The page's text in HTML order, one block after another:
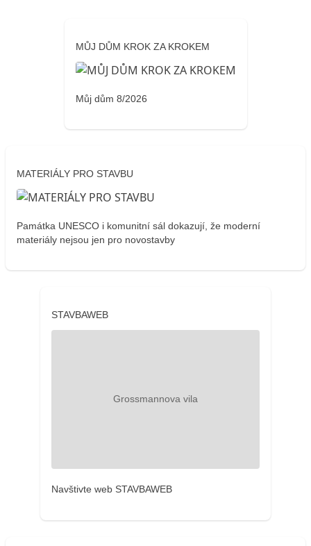
MŮJ DŮM KROK ZA KROKEM
Můj dům 8/2026
MATERIÁLY PRO STAVBU
Památka UNESCO i komunitní sál dokazují, že moderní
materiály nejsou jen pro novostavby
STAVBAWEB
Navštivte web STAVBAWEB